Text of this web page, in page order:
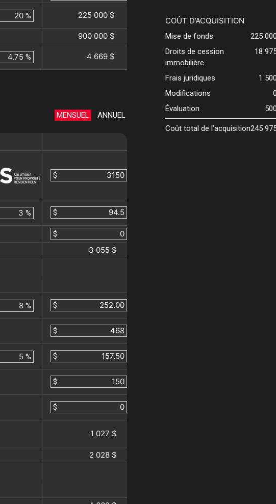
% 225 000 $
900 000 $
% 4 669 $
MENSUEL ANNUEL
$
% $
$
3 055 $
% $
$
% $
$
$
1 027 $
2 028 $
COÛT D’ACQUISITION
Mise de fonds
225
Droits de cession
immobilière
18
Frais juridiques
1
Modifications
Évaluation
Coût total de l’acquisition245